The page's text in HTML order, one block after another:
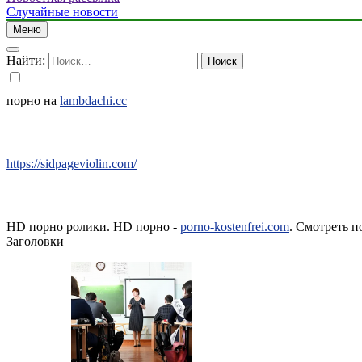
Случайные новости
Меню
Найти:
порно на lambdachi.cc
https://sidpageviolin.com/
HD порно ролики. HD порно - porno-kostenfrei.com. Смотреть
Заголовки